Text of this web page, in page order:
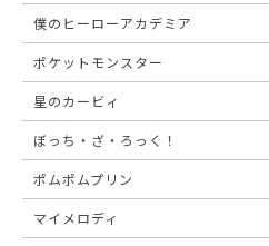
僕のヒーローアカデミア
ポケットモンスター
星のカービィ
ぼっち・ざ・ろっく！
ポムポムプリン
マイメロディ